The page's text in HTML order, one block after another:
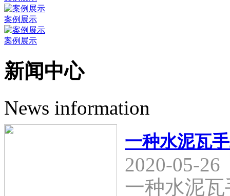
案例展示
案例展示
新闻中心
News information
一种水泥瓦
2020-05-26
一种水泥